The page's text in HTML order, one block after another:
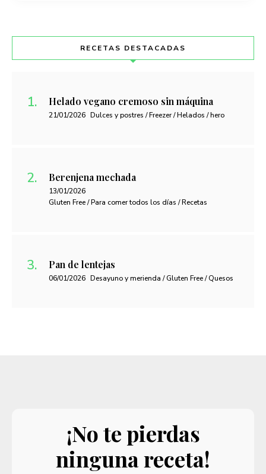
RECETAS DESTACADAS
Helado vegano cremoso sin máquina
21/01/2026 Dulces y postres / Freezer / Helados / hero
Berenjena mechada
13/01/2026
Gluten Free / Para comer todos los días / Recetas
Pan de lentejas
06/01/2026 Desayuno y merienda / Gluten Free / Quesos
¡No te pierdas
ninguna receta!